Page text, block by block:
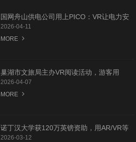
国网舟山供电公司用上PICO：VR让电力安
全培训更“真实”
2026-04-11
MORE
巢湖市文旅局主办VR阅读活动，游客用
PICO在姥山岛感受科技书香
2026-04-07
MORE
诺丁汉大学获120万英镑资助，用AR/VR等
技术驱动下一波音乐创新
2026-03-12